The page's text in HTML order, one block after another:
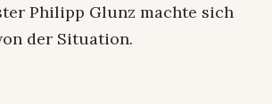
Philipp Glunz machte sich
der Situation.